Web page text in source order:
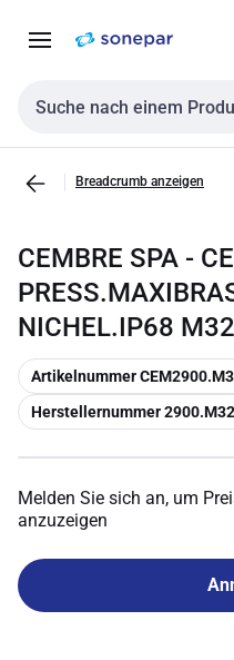
NavigationInhalt
Sucheingabe
Breadcrumb anzeigen
CEMBRE SPA -
NICHEL.IP68
Kopieren
Artikelnummer
Kopieren
Herstellernummer
Melden Sie sich an, um
anzuzeigen